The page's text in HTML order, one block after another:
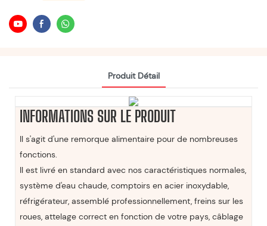
Produit Détail
INFORMATIONS SUR LE PRODUIT
Il s'agit d'une remorque alimentaire pour de nombreuses
fonctions.
Il est livré en standard avec nos caractéristiques normales,
système d'eau chaude, comptoirs en acier inoxydable,
réfrigérateur, assemblé professionnellement, freins sur les
roues, attelage correct en fonction de votre pays, câblage